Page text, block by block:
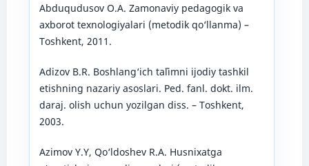
Abduqudusov O.A. Zamonaviy pеdagogik va
axborot tеxnologiyalari (metodik qo‘llanma) –
Toshkеnt, 2011.
Adizov B.R. Boshlang‘ich ta`limni ijodiy tashkil
etishning nazariy asoslari. Ped. fanl. dokt. ilm.
daraj. olish uchun yozilgan diss. – Toshkent,
2003.
Azimov Y.Y, Qo‘ldoshev R.A. Husnixatga